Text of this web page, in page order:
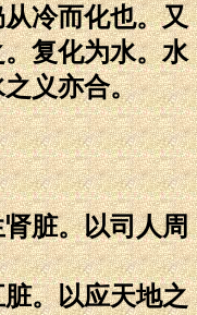
冷而化也。又
复化为水。水
义亦合。
脏。以司人周
。以应天地之